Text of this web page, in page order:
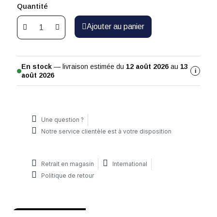
Quantité
Ajouter au panier
En stock — livraison estimée du 12 août 2026 au 13
août 2026
i
Une question ?
Notre service clientèle est à votre disposition
Retrait en magasin
International
Politique de retour